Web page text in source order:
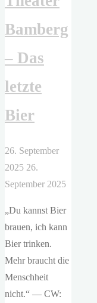
Bamberg
– Das
letzte
Bier
26. September
2025 26.
September 2025
„Du kannst Bier
brauen, ich kann
Bier trinken.
Mehr braucht die
Menschheit
nicht.“ — CW: